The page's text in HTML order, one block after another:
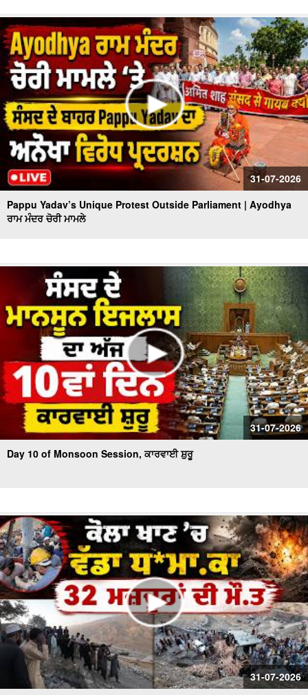
31-07-2026
Pappu Yadav’s Unique Protest Outside Parliament | Ayodhya
ਰਾਮ ਮੰਦਰ ਚੋਰੀ ਮਾਮਲੇ
31-07-2026
Day 10 of Monsoon Session, ਕਾਰਵਾਈ ਸ਼ੁਰੂ
31-07-2026